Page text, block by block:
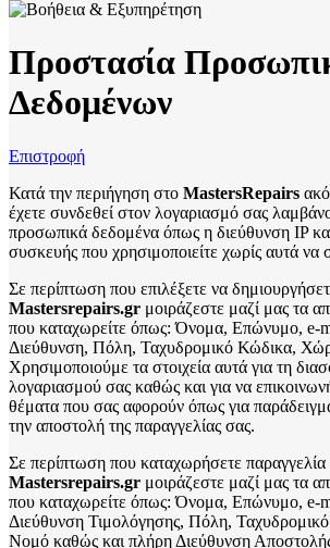
Προστασία
Δεδομένων
Επιστροφή
Κατά την περιήγηση στο MastersRepairs
έχετε συνδεθεί στον λογαριασμό σας
προσωπικά δεδομένα όπως η διεύθυνση IP
συσκευής που χρησιμοποιείτε χωρίς αυτά να
Σε περίπτωση που επιλέξετε να
Mastersrepairs.gr μοιράζεστε μαζί μας τα
που καταχωρείτε όπως: Όνομα, Επώνυμο, e-
Διεύθυνση, Πόλη, Ταχυδρομικό Κώδικα,
Χρησιμοποιούμε τα στοιχεία αυτά για τη
λογαριασμού σας καθώς και για να
θέματα που σας αφορούν όπως για παράδειγμα
την αποστολή της παραγγελίας σας.
Σε περίπτωση που καταχωρήσετε παραγγελία
Mastersrepairs.gr μοιράζεστε μαζί μας τα
που καταχωρείτε όπως: Όνομα, Επώνυμο, e-
Διεύθυνση Τιμολόγησης, Πόλη,
Νομό καθώς και πλήρη Διεύθυνση